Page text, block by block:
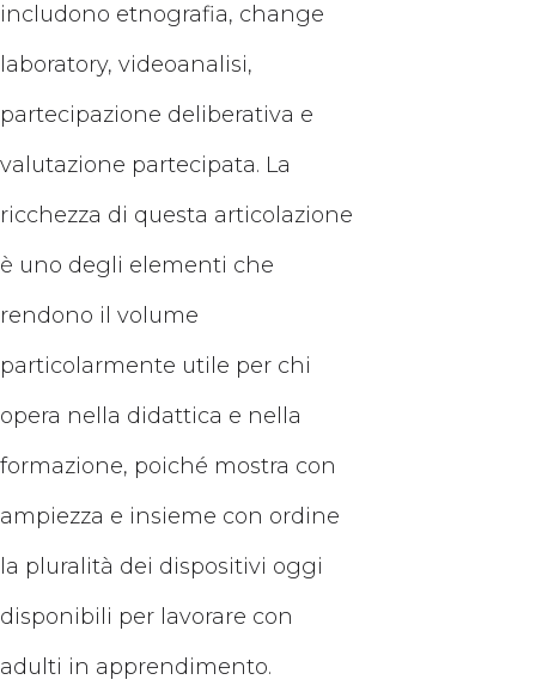
includono etnografia, change
laboratory, videoanalisi,
partecipazione deliberativa e
valutazione partecipata. La
ricchezza di questa articolazione
è uno degli elementi che
rendono il volume
particolarmente utile per chi
opera nella didattica e nella
formazione, poiché mostra con
ampiezza e insieme con ordine
la pluralità dei dispositivi oggi
disponibili per lavorare con
adulti in apprendimento.